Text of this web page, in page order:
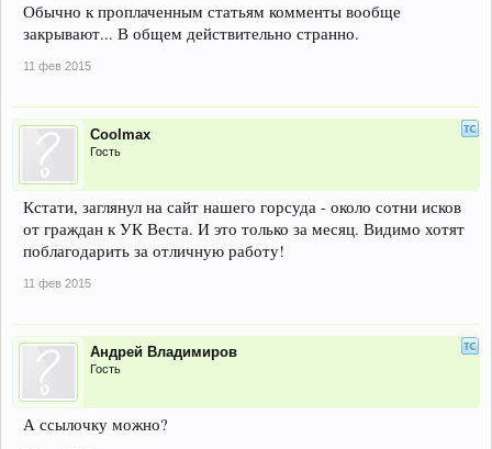
Обычно к проплаченным статьям комменты вообще
закрывают... В общем действительно странно.
11 фев 2015
Coolmax
Гость
Кстати, заглянул на сайт нашего горсуда - около сотни исков
от граждан к УК Веста. И это только за месяц. Видимо хотят
поблагодарить за отличную работу!
11 фев 2015
Андрей Владимиров
Гость
А ссылочку можно?